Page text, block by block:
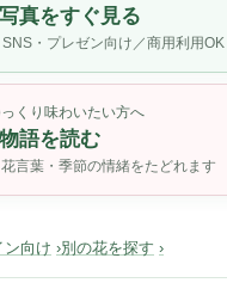
真をすぐ見る
・プレゼン向け／商用利用OK
くり味わいたい方へ
語を読む
言葉・季節の情緒をたどれます
ン向け
別の花を探す